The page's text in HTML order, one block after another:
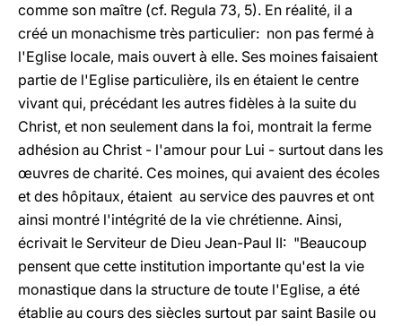
comme son maître (cf. Regula 73, 5). En réalité, il a
créé un monachisme très particulier: non pas fermé à
l'Eglise locale, mais ouvert à elle. Ses moines faisaient
partie de l'Eglise particulière, ils en étaient le centre
vivant qui, précédant les autres fidèles à la suite du
Christ, et non seulement dans la foi, montrait la ferme
adhésion au Christ - l'amour pour Lui - surtout dans les
œuvres de charité. Ces moines, qui avaient des écoles
et des hôpitaux, étaient au service des pauvres et ont
ainsi montré l'intégrité de la vie chrétienne. Ainsi,
écrivait le Serviteur de Dieu Jean-Paul II: "Beaucoup
pensent que cette institution importante qu'est la vie
monastique dans la structure de toute l'Eglise, a été
établie au cours des siècles surtout par saint Basile ou